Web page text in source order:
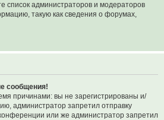
список администраторов и модераторов
такую как сведения о форумах,
сообщения!
причинами: вы не зарегистрированы и/
администратор запретил отправку
или же администратор запретил